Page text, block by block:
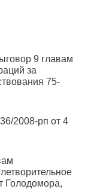
9 главам
за
75-
2008-рп от 4
Голодомора,